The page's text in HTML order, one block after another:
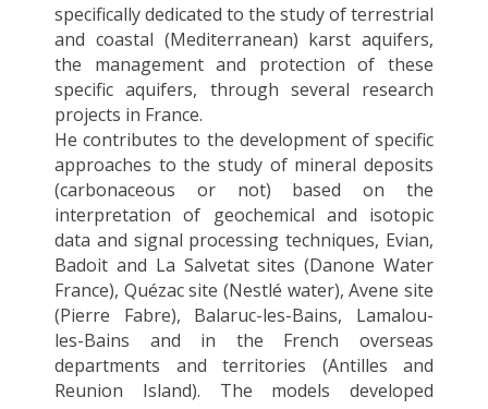
specifically dedicated to the study of terrestrial
and coastal (Mediterranean) karst aquifers,
the management and protection of these
specific aquifers, through several research
projects in France.
He contributes to the development of specific
approaches to the study of mineral deposits
(carbonaceous or not) based on the
interpretation of geochemical and isotopic
data and signal processing techniques, Evian,
Badoit and La Salvetat sites (Danone Water
France), Quézac site (Nestlé water), Avene site
(Pierre Fabre), Balaruc-les-Bains, Lamalou-
les-Bains and in the French overseas
departments and territories (Antilles and
Reunion Island). The models developed